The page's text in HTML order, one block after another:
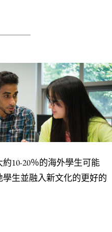
約10-20％的海外學生可能
生並融入新文化的更好的